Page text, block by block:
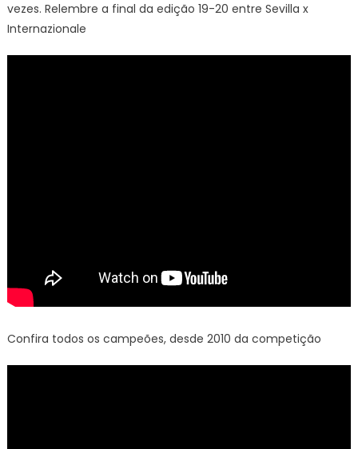
vezes. Relembre a final da edição 19-20 entre Sevilla x
Internazionale
Confira todos os campeões, desde 2010 da competição